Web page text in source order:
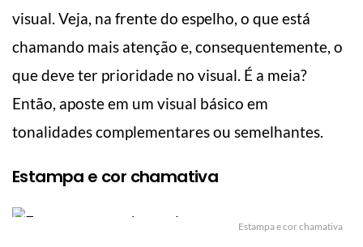
visual. Veja, na frente do espelho, o que está
chamando mais atenção e, consequentemente, o
que deve ter prioridade no visual. É a meia?
Então, aposte em um visual básico em
tonalidades complementares ou semelhantes.
Estampa e cor chamativa
Estampa e cor chamativa